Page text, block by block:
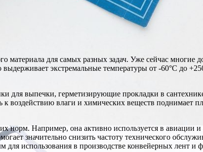
материала для самых разных задач. Уже сейчас многие
экстремальные температуры от -60°C до
выпечки, герметизирующие прокладки в
к воздействию влаги и химических веществ поднимает
норм. Например, она активно используется в авиации
значительно снизить частоту технического
для использования в производстве конвейерных лент